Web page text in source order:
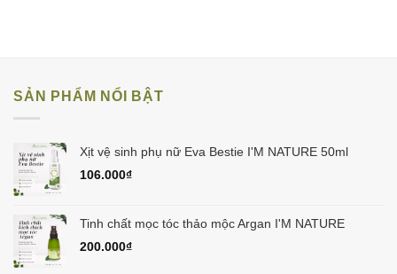
SẢN PHẨM NỔI BẬT
Xịt vệ sinh phụ nữ Eva Bestie I'M NATURE 50ml
106.000₫
Tinh chất mọc tóc thảo mộc Argan I'M NATURE
200.000₫